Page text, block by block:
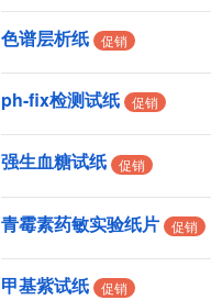
色谱层析纸 促销
ph-fix检测试纸 促销
强生血糖试纸 促销
青霉素药敏实验纸片 促销
甲基紫试纸 促销